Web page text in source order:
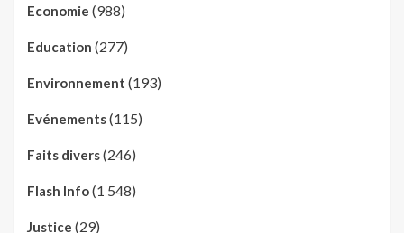
Economie (988)
Education (277)
Environnement (193)
Evénements(115)
Faits divers(246)
Flash Info(1 548)
Justice (29)